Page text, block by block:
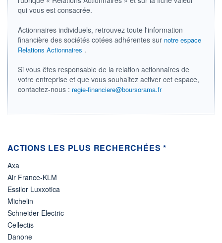
RENDEMENT
- -
ÉCHANGE
ÉLIGIBILITÉ
Non éligible
Boursobank
qui vous est consacrée.
Actionnaires individuels, retrouvez toute l'information
financière des sociétés cotées adhérentes sur notre espace
Relations Actionnaires .
Si vous êtes responsable de la relation actionnaires de
votre entreprise et que vous souhaitez activer cet espace,
contactez-nous : regie-financiere@boursorama.fr
ACTIONS LES PLUS RECHERCHÉES *
Axa
Air France-KLM
Essilor Luxxotica
Michelin
Schneider Electric
Cellectis
Danone